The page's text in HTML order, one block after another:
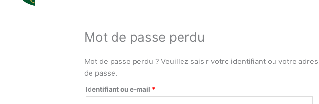
Mot de passe perdu
Mot de passe perdu ? Veuillez saisir votre identifiant ou votre
de passe.
Identifiant ou e-mail *